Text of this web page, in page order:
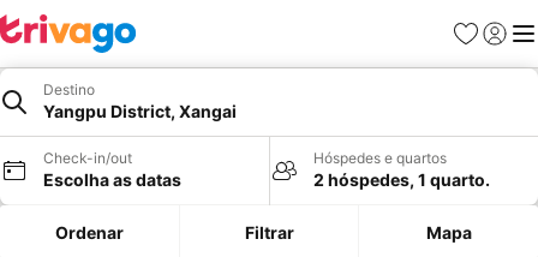
Favoritos
Iniciar
Destino
Yangpu District, Xangai
Check-in/out
Escolha as datas
Hóspedes e quartos
2 hóspedes, 1 quarto.
Ordenar Filtrar Mapa